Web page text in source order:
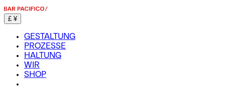
£ ¥
GESTALTUNG
PROZESSE
HALTUNG
WIR
SHOP